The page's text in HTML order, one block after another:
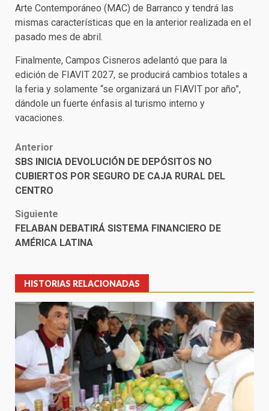
Arte Contemporáneo (MAC) de Barranco y tendrá las
mismas características que en la anterior realizada en el
pasado mes de abril.
Finalmente, Campos Cisneros adelantó que para la
edición de FIAVIT 2027, se producirá cambios totales a
la feria y solamente “se organizará un FIAVIT por año”,
dándole un fuerte énfasis al turismo interno y
vacaciones.
Post
navigation
Anterior
SBS INICIA DEVOLUCIÓN DE DEPÓSITOS NO
CUBIERTOS POR SEGURO DE CAJA RURAL DEL
CENTRO
Siguiente
FELABAN DEBATIRÁ SISTEMA FINANCIERO DE
AMÉRICA LATINA
HISTORIAS RELACIONADAS